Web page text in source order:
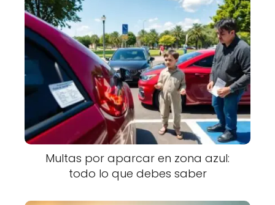
Multas por aparcar en zona azul:
todo lo que debes saber